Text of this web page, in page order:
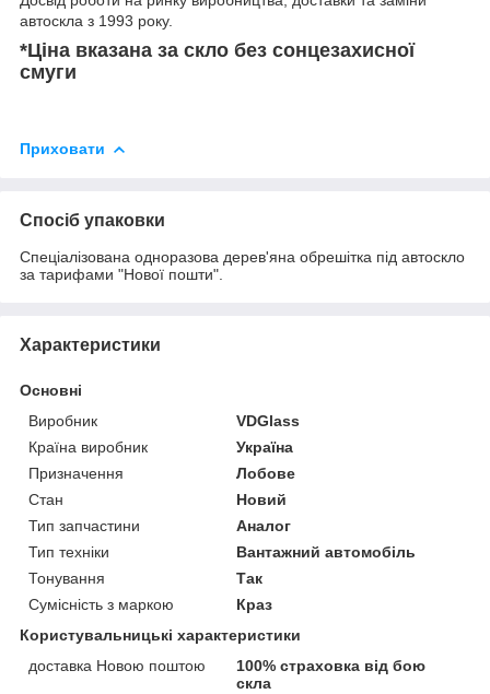
автоскла з 1993 року.
*Ціна вказана за скло без сонцезахисної
смуги
Приховати
Спосіб упаковки
Спеціалізована одноразова дерев'яна обрешітка під автоскло
за тарифами "Нової пошти".
Характеристики
Основні
Виробник
VDGlass
Країна виробник
Україна
Призначення
Лобове
Стан
Новий
Тип запчастини
Аналог
Тип техніки
Вантажний автомобіль
Тонування
Так
Сумісність з маркою
Краз
Користувальницькі характеристики
доставка Новою поштою
100% страховка від бою
скла